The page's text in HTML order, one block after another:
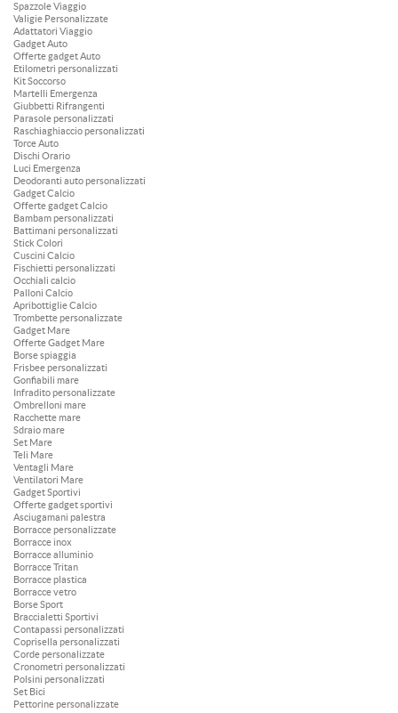
Spazzole Viaggio
Valigie Personalizzate
Adattatori Viaggio
Gadget Auto
Offerte gadget Auto
Etilometri personalizzati
Kit Soccorso
Martelli Emergenza
Giubbetti Rifrangenti
Parasole personalizzati
Raschiaghiaccio personalizzati
Torce Auto
Dischi Orario
Luci Emergenza
Deodoranti auto personalizzati
Gadget Calcio
Offerte gadget Calcio
Bambam personalizzati
Battimani personalizzati
Stick Colori
Cuscini Calcio
Fischietti personalizzati
Occhiali calcio
Palloni Calcio
Apribottiglie Calcio
Trombette personalizzate
Gadget Mare
Offerte Gadget Mare
Borse spiaggia
Frisbee personalizzati
Gonfiabili mare
Infradito personalizzate
Ombrelloni mare
Racchette mare
Sdraio mare
Set Mare
Teli Mare
Ventagli Mare
Ventilatori Mare
Gadget Sportivi
Offerte gadget sportivi
Asciugamani palestra
Borracce personalizzate
Borracce inox
Borracce alluminio
Borracce Tritan
Borracce plastica
Borracce vetro
Borse Sport
Braccialetti Sportivi
Contapassi personalizzati
Coprisella personalizzati
Corde personalizzate
Cronometri personalizzati
Polsini personalizzati
Set Bici
Pettorine personalizzate